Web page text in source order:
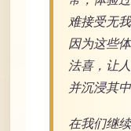
难接受无
因为这些
法喜，让
并沉浸其中
在我们继